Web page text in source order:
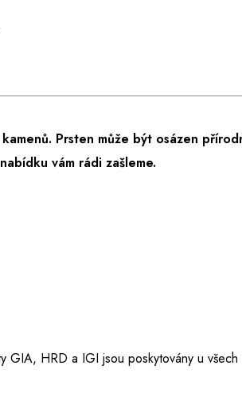
Prsten může být osázen
vám rádi zašleme.
GIA, HRD a IGI jsou poskytovány u